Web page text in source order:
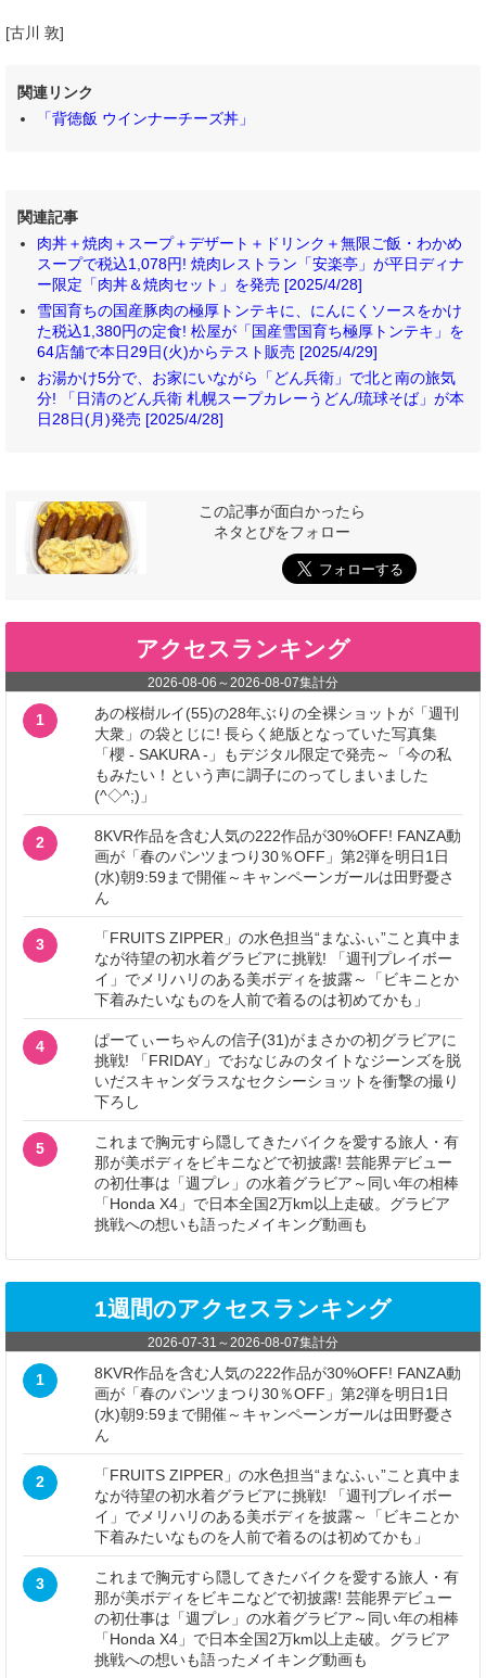
[古川 敦]
関連リンク
「背徳飯 ウインナーチーズ丼」
関連記事
肉丼＋焼肉＋スープ＋デザート＋ドリンク＋無限ご飯・わかめ
スープで税込1,078円! 焼肉レストラン「安楽亭」が平日ディナ
ー限定「肉丼＆焼肉セット」を発売 [2025/4/28]
雪国育ちの国産豚肉の極厚トンテキに、にんにくソースをかけ
た税込1,380円の定食! 松屋が「国産雪国育ち極厚トンテキ」を
64店舗で本日29日(火)からテスト販売 [2025/4/29]
お湯かけ5分で、お家にいながら「どん兵衛」で北と南の旅気
分! 「日清のどん兵衛 札幌スープカレーうどん/琉球そば」が本
日28日(月)発売 [2025/4/28]
この記事が面白かったら
ネタとぴをフォロー
アクセスランキング
2026-08-06 ～ 2026-08-07集計分
1
あの桜樹ルイ(55)の28年ぶりの全裸ショットが「週刊
大衆」の袋とじに! 長らく絶版となっていた写真集
「櫻 - SAKURA -」もデジタル限定で発売～「今の私
もみたい！という声に調子にのってしまいました
(^◇^;)」
2
8KVR作品を含む人気の222作品が30%OFF! FANZA動
画が「春のパンツまつり30％OFF」第2弾を明日1日
(水)朝9:59まで開催～キャンペーンガールは田野憂さ
ん
3
「FRUITS ZIPPER」の水色担当“まなふぃ”こと真中ま
なが待望の初水着グラビアに挑戦! 「週刊プレイボー
イ」でメリハリのある美ボディを披露～「ビキニとか
下着みたいなものを人前で着るのは初めてかも」
4
ぱーてぃーちゃんの信子(31)がまさかの初グラビアに
挑戦! 「FRIDAY」でおなじみのタイトなジーンズを脱
いだスキャンダラスなセクシーショットを衝撃の撮り
下ろし
5
これまで胸元すら隠してきたバイクを愛する旅人・有
那が美ボディをビキニなどで初披露! 芸能界デビュー
の初仕事は「週プレ」の水着グラビア～同い年の相棒
「Honda X4」で日本全国2万km以上走破。グラビア
挑戦への想いも語ったメイキング動画も
1週間のアクセスランキング
2026-07-31 ～ 2026-08-07集計分
1
8KVR作品を含む人気の222作品が30%OFF! FANZA動
画が「春のパンツまつり30％OFF」第2弾を明日1日
(水)朝9:59まで開催～キャンペーンガールは田野憂さ
ん
2
「FRUITS ZIPPER」の水色担当“まなふぃ”こと真中ま
なが待望の初水着グラビアに挑戦! 「週刊プレイボー
イ」でメリハリのある美ボディを披露～「ビキニとか
下着みたいなものを人前で着るのは初めてかも」
3
これまで胸元すら隠してきたバイクを愛する旅人・有
那が美ボディをビキニなどで初披露! 芸能界デビュー
の初仕事は「週プレ」の水着グラビア～同い年の相棒
「Honda X4」で日本全国2万km以上走破。グラビア
挑戦への想いも語ったメイキング動画も